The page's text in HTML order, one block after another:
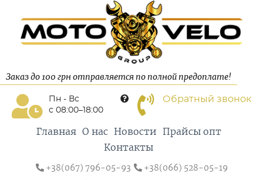
Заказ до 100 грн отправляется по полной предоплате!
Пн - Вс
с 08:00–18:00
Обратный звонок
Главная О нас Новости
Прайсы опт
Контакты
+38(067) 796-05-93
+38(066) 528-05-19